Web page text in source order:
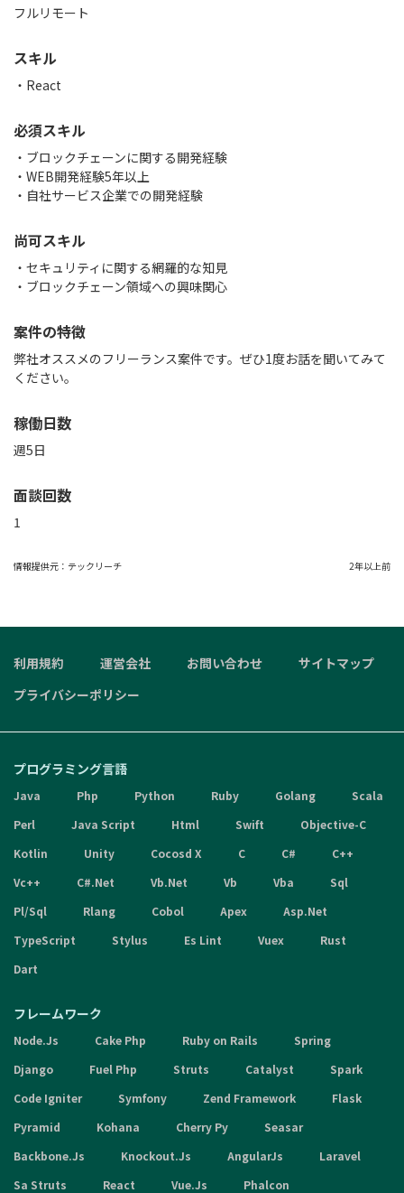
フルリモート
スキル
React
必須スキル
・ブロックチェーンに関する開発経験
・WEB開発経験5年以上
尚可スキル
・セキュリティに関する網羅的な知見
案件の特徴
弊社オススメのフリーランス案件です。ぜひ1度お話を聞いてみて
ください。
稼働日数
週5日
面談回数
1
情報提供元： テックリーチ 2年以上前
利用規約 運営会社 お問い合わせ
サイトマップ
プライバシーポリシー
プログラミング言語
Java Php Python Ruby Golang
Scala
Perl
Java Script Html Swift
Objective-C
Kotlin
Unity Cocosd X C C#
C++
Vc++
C#.Net Vb.Net Vb Vba
Sql
Pl/Sql
Rlang Cobol Apex
Asp.Net
TypeScript
Stylus Es Lint Vuex
Rust
Dart
フレームワーク
Node.Js Cake Php Ruby on Rails
Spring
Django
Fuel Php Struts Catalyst
Spark
Code Igniter
Symfony Zend Framework
Flask
Pyramid
Kohana Cherry Py
Seasar
Backbone.Js
Knockout.Js AngularJs
Laravel
Sa Struts
React Vue.Js
Phalcon